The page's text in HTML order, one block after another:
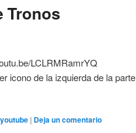
Tronos
LCLRMRamrYQ
icono de la izquierda de la parte
youtube | Deja un comentario